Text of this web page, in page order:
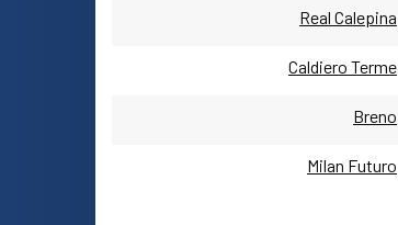
Real Calepina
Caldiero Terme
Breno
Milan Futuro